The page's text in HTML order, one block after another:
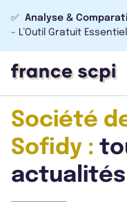
✅ Analyse &
- L’Outil Gratuit Essentiel
Société
Sofidy :
actualités